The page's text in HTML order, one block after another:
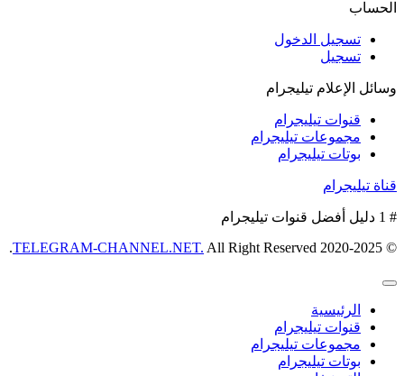
الحساب
تسجيل الدخول
تسجيل
وسائل الإعلام تيليجرام
قنوات تيليجرام
مجموعات تيليجرام
بوتات تيليجرام
قناة تيليجرام
# 1 دليل أفضل قنوات تيليجرام
© 2020-2025
TELEGRAM-CHANNEL.NET. All Right Reserved.
الرئيسية
قنوات تيليجرام
مجموعات تيليجرام
بوتات تيليجرام